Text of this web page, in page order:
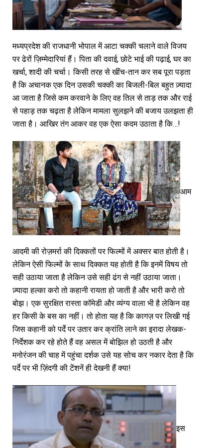
मध्यप्रदेश की राजधानी भोपाल में आटा चक्की चलाने वाले विजय
पर ढेरों ज़िम्मेदारियां हैं। पिता की दवाई, छोटे भाई की पढ़ाई, घर का
खर्चा, शादी की चर्चा। किसी तरह से खींच-तान कर सब पूरा पड़ता
है कि अचानक एक दिन उसकी चक्की का बिजली-बिल बहुत ज़्यादा
आ जाता है जिसे कम करवाने के लिए वह तिल से ताड़ तक और राई
से पहाड़ तक चढ़ता है लेकिन मामला सुलझने की बजाय उलझता ही
जाता है। आखिर तंग आकर वह एक ऐसा कदम उठाता है कि…!
आम
आदमी की रोज़मर्रा की दिक्कतों पर फिल्मों में अक्सर बात होती है।
लेकिन ऐसी फिल्मों के साथ दिक्कत यह होती है कि इनमें विषय तो
सही उठाया जाता है लेकिन उसे सही ढंग से नहीं उठाया जाता।
ज़्यादा हल्का करो तो कहानी रायता हो जाती है और भारी करो तो
बोझ। एक सुरक्षित रास्ता कॉमेडी और व्यंग्य वाला भी है लेकिन वह
हर किसी के बस का नहीं। तो होता यह है कि कागज़ पर लिखी गई
जिस कहानी को पर्दे पर उतार कर क्रांति लाने का इरादा लेखक-
निर्देशक कर रहे होते हैं वह असल में बोझिल हो उठती है और
मनोरंजन की चाह में पहुंचा दर्शक उसे यह सोच कर नकार देता है कि
पर्दे पर भी ज़िंदगी की टेंशनें ही देखनी हैं क्या!
इस